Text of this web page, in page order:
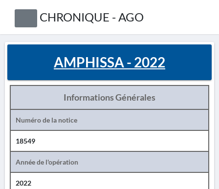
CHRONIQUE - AGO
AMPHISSA - 2022
Informations Générales
Numéro de la notice
18549
Année de l'opération
2022